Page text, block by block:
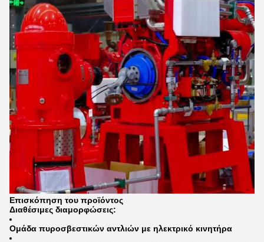
Επισκόπηση του προϊόντος
Διαθέσιμες διαμορφώσεις:
Ομάδα πυροσβεστικών αντλιών με ηλεκτρικό κινητήρα